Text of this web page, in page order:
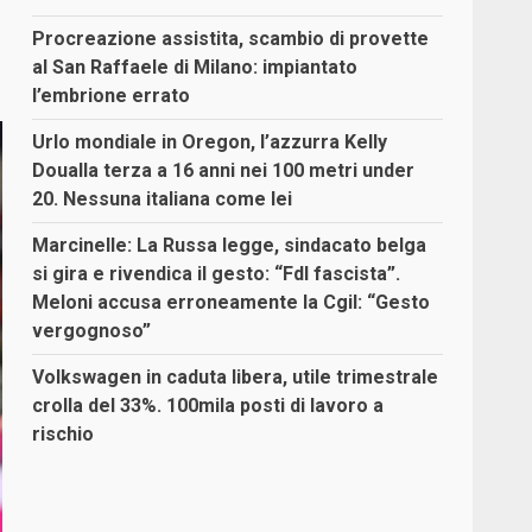
Procreazione assistita, scambio di provette
al San Raffaele di Milano: impiantato
l’embrione errato
Urlo mondiale in Oregon, l’azzurra Kelly
Doualla terza a 16 anni nei 100 metri under
20. Nessuna italiana come lei
Marcinelle: La Russa legge, sindacato belga
si gira e rivendica il gesto: “FdI fascista”.
Meloni accusa erroneamente la Cgil: “Gesto
vergognoso”
Volkswagen in caduta libera, utile trimestrale
crolla del 33%. 100mila posti di lavoro a
rischio